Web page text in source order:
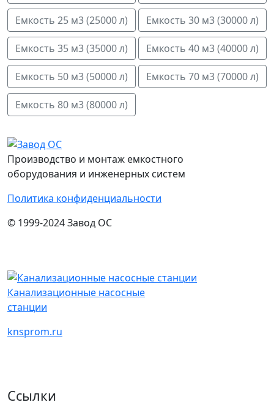
Емкость 25 м3 (25000 л) Емкость 30 м3 (30000 л)
Емкость 35 м3 (35000 л) Емкость 40 м3 (40000 л)
Емкость 50 м3 (50000 л) Емкость 70 м3 (70000 л)
Емкость 80 м3 (80000 л)
Производство и монтаж емкостного
оборудования и инженерных систем
Политика конфиденциальности
© 1999-2024 Завод ОС
Канализационные насосные
станции
knsprom.ru
Ссылки